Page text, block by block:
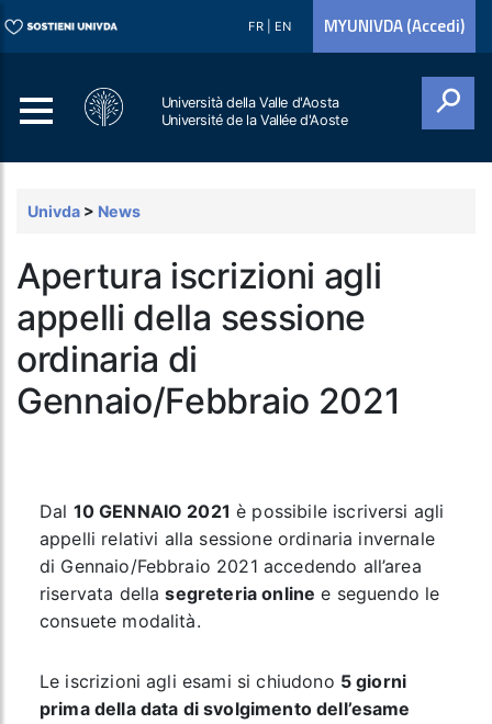
FR EN MYUNIVDA (Accedi)
Università della Valle d'Aosta
Université de la Vallée d'Aoste
Univda > News
Apertura iscrizioni agli
appelli della sessione
ordinaria di
Gennaio/Febbraio 2021
Dal 10 GENNAIO 2021 è possibile iscriversi agli
appelli relativi alla sessione ordinaria invernale
di Gennaio/Febbraio 2021 accedendo all’area
riservata dellasegreteria online e seguendo le
consuete modalità.
Le iscrizioni agli esami si chiudono 5 giorni
prima della data di svolgimento dell’esame